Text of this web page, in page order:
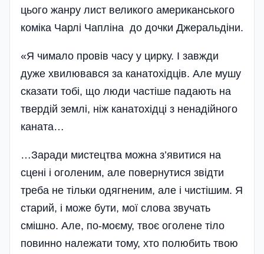
цього жанру лист великого американського
коміка Чарлі Чапліна до дочки Джеральдіни.
«Я чимало провів часу у цирку. І завжди
дуже хвилювався за канатохідців. Але мушу
сказати тобі, що люди частіше падають на
твердій землі, ніж канатохідці з ненадійного
каната…
…Заради мистецтва можна з’явитися на
сцені і оголеним, але повернутися звідти
треба не тільки одягненим, але і чистішим. Я
старий, і може бути, мої слова звучать
смішно. Але, по-моєму, твоє оголене тіло
повинно належати тому, хто полюбить твою